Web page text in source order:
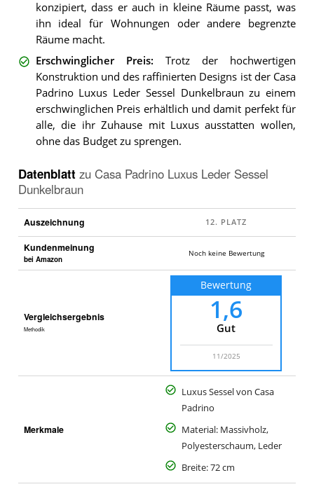
konzipiert, dass er auch in kleine Räume passt, was
ihn ideal für Wohnungen oder andere begrenzte
Räume macht.
Erschwinglicher Preis: Trotz der hochwertigen
Konstruktion und des raffinierten Designs ist der Casa
Padrino Luxus Leder Sessel Dunkelbraun zu einem
erschwinglichen Preis erhältlich und damit perfekt für
alle, die ihr Zuhause mit Luxus ausstatten wollen,
ohne das Budget zu sprengen.
Datenblatt zu Casa Padrino Luxus Leder Sessel
Dunkelbraun
Auszeichnung
Kundenmeinung
bei Amazon
Noch keine Bewertung
Vergleichsergebnis
Methodik
Bewertung
1,6
Gut
11/2025
Merkmale
Luxus Sessel von Casa
Padrino
Material: Massivholz,
Polyesterschaum, Leder
Breite: 72 cm